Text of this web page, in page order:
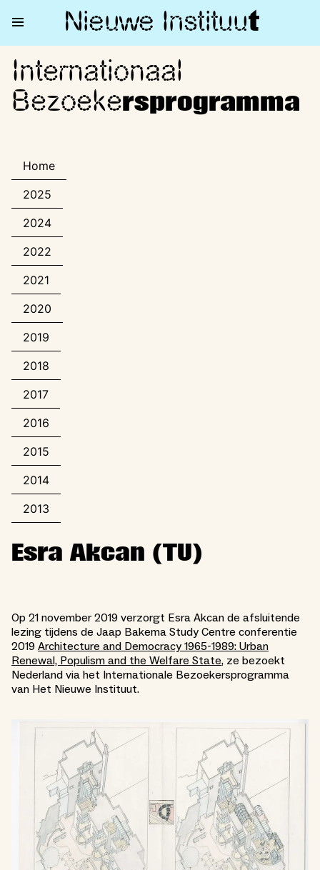
Nieuwe Instituut
Internationaal
Internationaal
Bezoekersprogramma
Home
2025
2024
2022
2021
2020
2019
2018
2017
2016
2015
2014
2013
Esra Akcan (TU)
Op 21 november 2019 verzorgt Esra Akcan de afsluitende
lezing tijdens de Jaap Bakema Study Centre conferentie
2019 Architecture and Democracy 1965-1989: Urban
Renewal, Populism and the Welfare State, ze bezoekt
Nederland via het Internationale Bezoekersprogramma
van Het Nieuwe Instituut.